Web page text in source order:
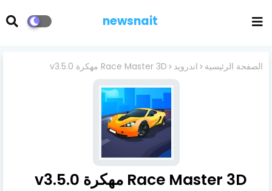
newsnait
الصفحة الرئيسية اندرويد Race Master 3D مهكرة v3.5.0
Race Master 3D مهكرة v3.5.0